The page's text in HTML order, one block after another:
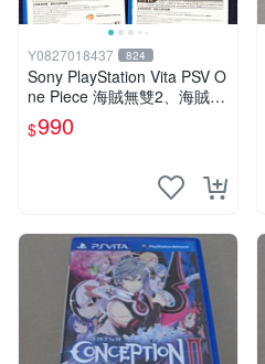
Y0827018437 824
Sony PlayStation Vita PSV O
ne Piece 海賊無雙2、海賊無
雙3 中文版
$990